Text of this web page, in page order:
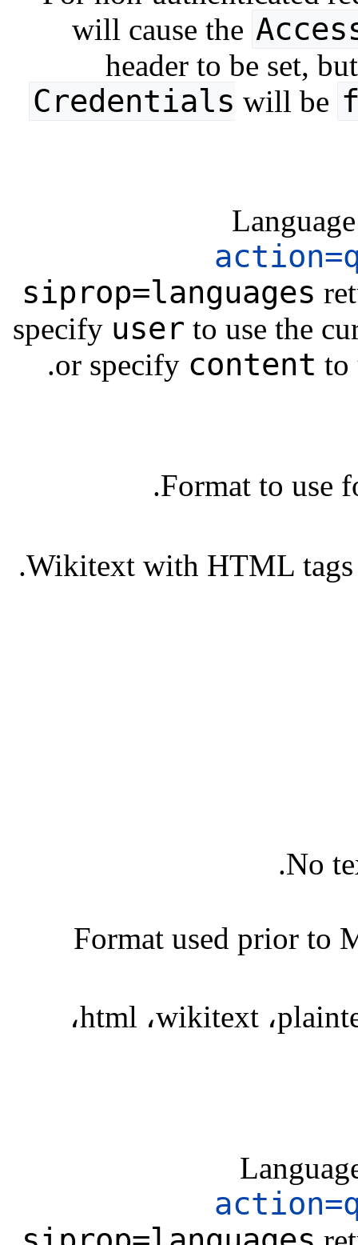
will cause the
header to be set,
Credentials will be
siprop=languages
specify user to use the
or specify content to
Format to use
Wikitext with HTML tags
No
Format used prior to
، wikitext، html،